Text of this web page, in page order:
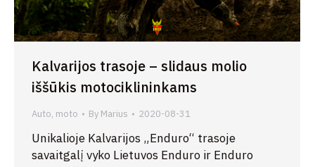
Kalvarijos trasoje – slidaus molio
iššūkis motociklininkams
Auto, moto By Marius 2020-08-31
Unikalioje Kalvarijos „Enduro“ trasoje
savaitgalį vyko Lietuvos Enduro ir Enduro